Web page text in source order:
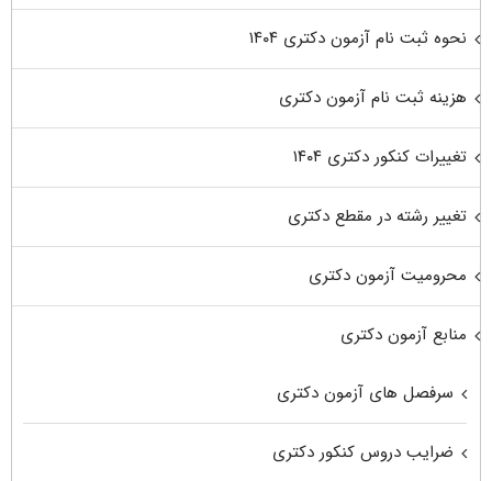
نحوه ثبت نام آزمون دکتری ۱۴۰۴
هزینه ثبت نام آزمون دکتری
تغییرات کنکور دکتری ۱۴۰۴
تغییر رشته در مقطع دکتری
محرومیت آزمون دکتری
منابع آزمون دکتری
سرفصل های آزمون دکتری
ضرایب دروس کنکور دکتری